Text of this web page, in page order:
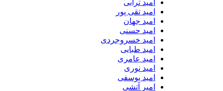
امید ترابی
امید تقی پور
امید جهان
امید حسنی
امید خسروجردی
امید طبایی
امید عامری
امید نوری
امید یوسفی
امیر آتشی